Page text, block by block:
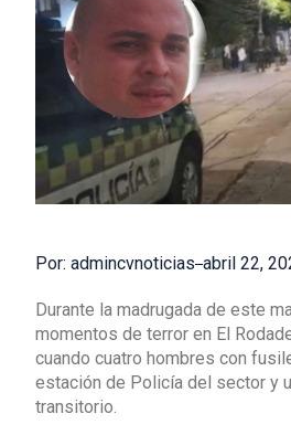
Por: admincvnoticias abril 22,
Durante la madrugada de este
momentos de terror en El
cuando cuatro hombres con
estación de Policía del sector y
transitorio.